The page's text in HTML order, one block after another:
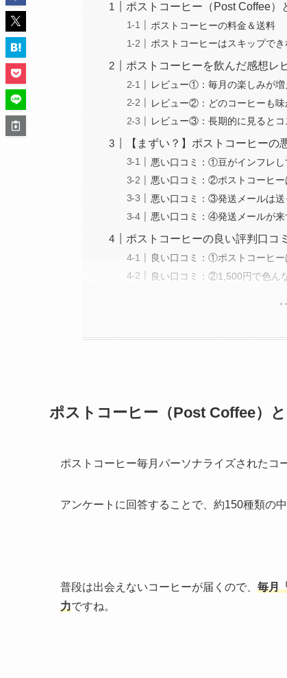
ポストコーヒー（Post Coffee）
ポストコーヒーの料金＆送料
ポストコーヒーはスキップでき
ポストコーヒーを飲んだ感想レ
レビュー①：毎月の楽しみが増
レビュー②：どのコーヒーも味
レビュー③：長期的に見るとコ
【まずい？】ポストコーヒーの
悪い口コミ：①豆がインフレ
悪い口コミ：②ポストコーヒー
悪い口コミ：③発送メールは送
悪い口コミ：④発送メールが来
ポストコーヒーの良い評判口コミ
良い口コミ：①ポストコーヒ
良い口コミ：②1,500円で色ん
ポストコーヒー（Post Coffee）と
ポストコーヒー毎月パーソナライズされたコ
アンケートに回答することで、約150種類の
普段は出会えないコーヒーが届くので、 毎月
力ですね。